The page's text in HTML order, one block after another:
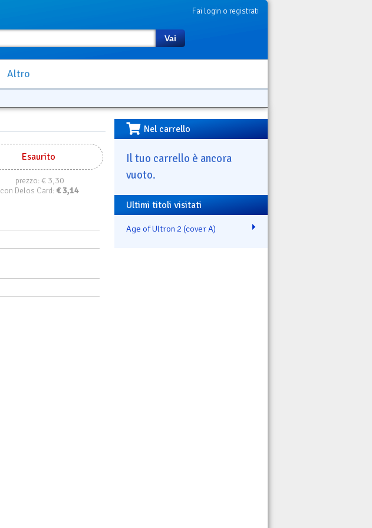
Fai login o registrati
Vai
Altro
Esaurito
prezzo:€ 3,30
con Delos Card: € 3,14
Nel carrello
Il tuo carrello è ancora
vuoto.
Ultimi titoli visitati
Age of Ultron 2 (cover A)